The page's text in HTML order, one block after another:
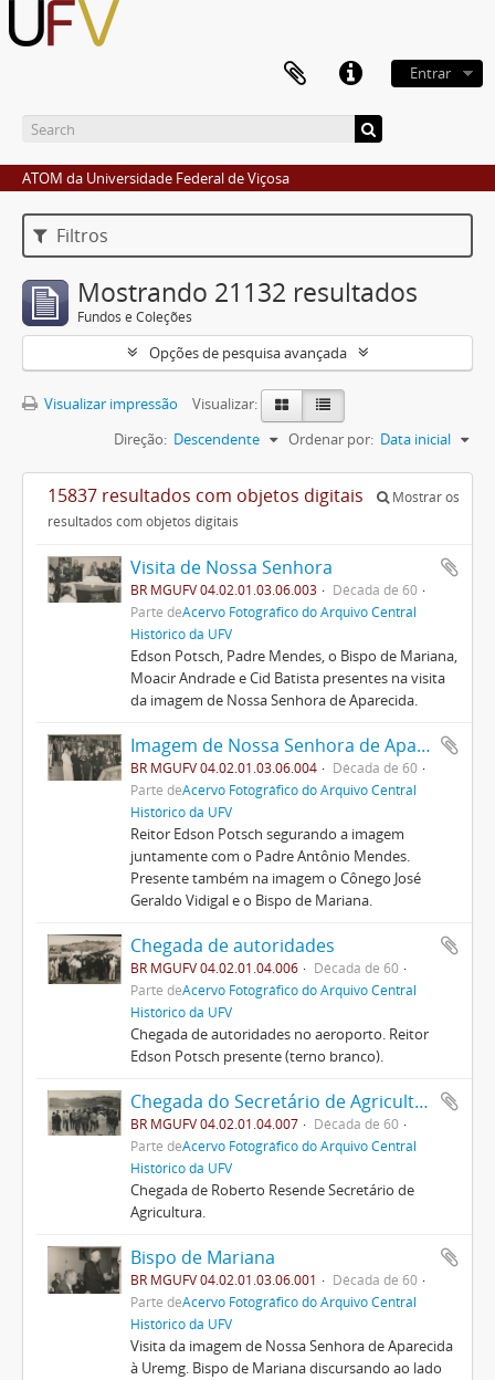
Entrar
ATOM da Universidade Federal de Viçosa
Filtros
Mostrando 21132 resultados
Fundos e Coleções
Opções de pesquisa avançada
Visualizar impressão
Visualizar:
Ordenar por: Data inicial
Direção: Descendente
15837 resultados com objetos digitais
Mostrar os
resultados com objetos digitais
Visita de Nossa Senhora
BR MGUFV 04.02.01.03.06.003
Década de 60
Parte deAcervo Fotográfico do Arquivo Central
Histórico da UFV
Edson Potsch, Padre Mendes, o Bispo de Mariana,
Moacir Andrade e Cid Batista presentes na visita
da imagem de Nossa Senhora de Aparecida.
Imagem de Nossa Senhora de Aparecida
BR MGUFV 04.02.01.03.06.004
Década de 60
Parte deAcervo Fotográfico do Arquivo Central
Histórico da UFV
Reitor Edson Potsch segurando a imagem
juntamente com o Padre Antônio Mendes.
Presente também na imagem o Cônego José
Geraldo Vidigal e o Bispo de Mariana.
Chegada de autoridades
BR MGUFV 04.02.01.04.006
Década de 60
Parte deAcervo Fotográfico do Arquivo Central
Histórico da UFV
Chegada de autoridades no aeroporto. Reitor
Edson Potsch presente (terno branco).
Chegada do Secretário de Agricultura de MG, Roberto Resende no Campo de Viação da Uremg
BR MGUFV 04.02.01.04.007
Década de 60
Parte deAcervo Fotográfico do Arquivo Central
Histórico da UFV
Chegada de Roberto Resende Secretário de
Agricultura.
Bispo de Mariana
BR MGUFV 04.02.01.03.06.001
Década de 60
Parte deAcervo Fotográfico do Arquivo Central
Histórico da UFV
Visita da imagem de Nossa Senhora de Aparecida
à Uremg. Bispo de Mariana discursando ao lado